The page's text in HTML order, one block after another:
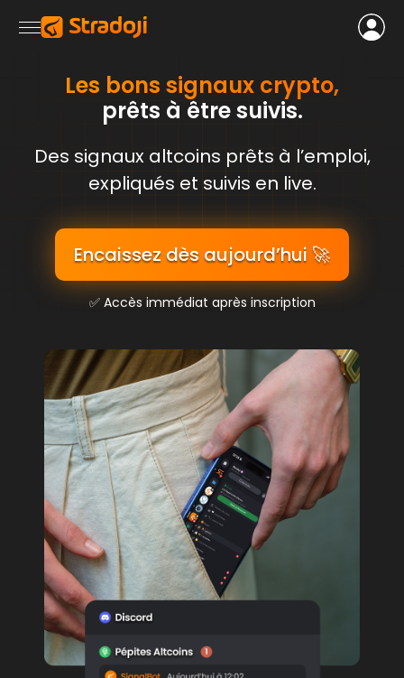
Les bons signaux crypto,
prêts à être suivis.
Des signaux altcoins prêts à l’emploi,
expliqués et suivis en live.
Encaissez dès aujourd’hui 🚀
✅ Accès immédiat après inscription